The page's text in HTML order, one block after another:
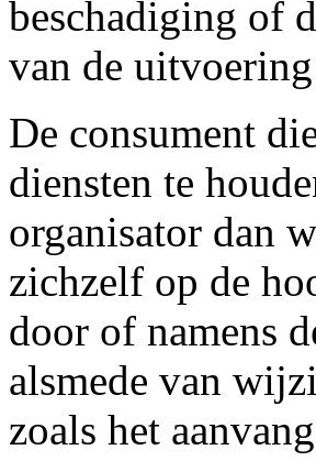
beschadiging of
van de
De consument
diensten te
organisator dan
zichzelf op de
door of namens
alsmede van
zoals het